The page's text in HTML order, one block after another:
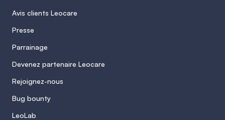
Avis clients Leocare
Presse
Parrainage
Devenez partenaire Leocare
Rejoignez-nous
Bug bounty
LeoLab